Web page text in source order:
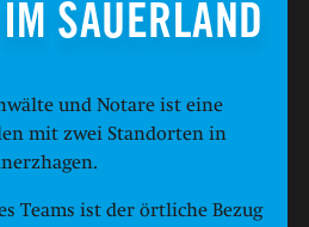
SAUERLAND
und Notare ist eine
mit zwei Standorten in
Teams ist der örtliche Bezug